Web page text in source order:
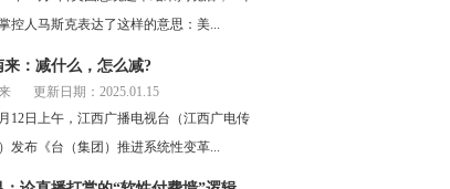
控人马斯克表达了这样的意思：美...
来：减什么，怎么减?
更新日期：2025.01.15
日上午，江西广播电视台（江西广电传
发布《台（集团）推进系统性变革...